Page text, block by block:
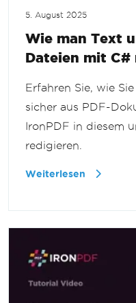
5. August 2025
Wie man Text
Dateien mit
Erfahren Sie, wie
sicher aus PDF-
IronPDF in diesem
redigieren.
Weiterlesen